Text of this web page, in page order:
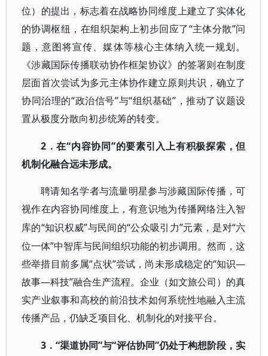
位）的提出，标志着在战略协同维度上建立了实体化
的协调枢纽，在组织架构上初步回应了“主体分散”问
题，意图将宣传、媒体等核心主体纳入统一规划。
《涉藏国际传播联动协作框架协议》的签署则在制度
层面首次尝试为多元主体协作建立原则共识，确立了
协同治理的“政治信号”与“组织基础”，推动了议题设
置从极度分散向初步统筹的转变。
2．在“内容协同”的要素引入上有积极探索，但
机制化融合远未形成。
聘请知名学者与流量明星参与涉藏国际传播，可
视作在内容协同维度上，有意识地为传播网络注入智
库的“知识权威”与民间的“公众吸引力”元素，是对“六
位一体”中智库与民间组织功能的初步调用。然而，这
些举措目前多属“点状”尝试，尚未形成稳定的“知识—
故事—科技”融合生产流程。企业（如文旅公司）的真
实产业叙事和高校的前沿技术如何系统性地融入主流
传播产品，仍缺乏项目化、机制化的对接平台。
3．“渠道协同”与“评估协同”仍处于构想阶段，实